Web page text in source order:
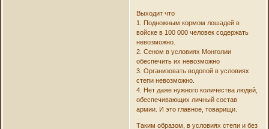
Выходит что
1. Подножным кормом лошадей в
войске в 100 000 человек содержать
невозможно.
2. Сеном в условиях Монголии
обеспечить их невозможно
3. Организовать водопой в условиях
степи невозможно.
4. Нет даже нужного количества людей,
обеспечивающих личный состав
армии. И это главное, товарищи.
Таким образом, в условиях степи и без